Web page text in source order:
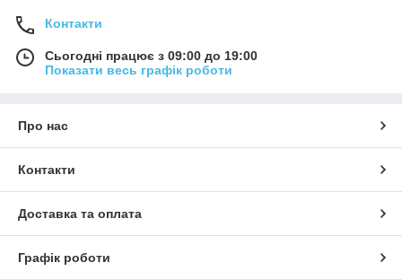
Контакти
Сьогодні працює з 09:00 до 19:00
Показати весь графік роботи
Про нас
Контакти
Доставка та оплата
Графік роботи